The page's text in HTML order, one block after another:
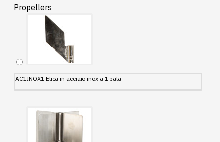
Propellers
AC1INOX1 Elica in acciaio inox a 1 pala